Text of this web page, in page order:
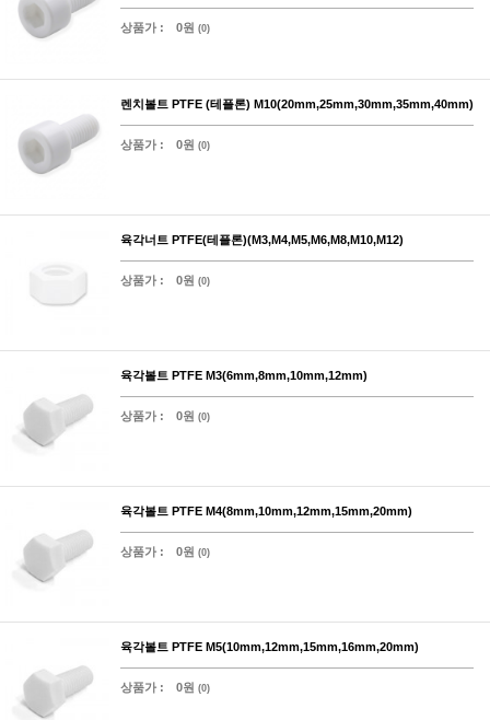
상품가 : 0원 (0)
렌치볼트 PTFE (테플론) M10(20mm,25mm,30mm,35mm,40mm)
상품가 : 0원 (0)
육각너트 PTFE(테플론)(M3,M4,M5,M6,M8,M10,M12)
상품가 : 0원 (0)
육각볼트 PTFE M3(6mm,8mm,10mm,12mm)
상품가 : 0원 (0)
육각볼트 PTFE M4(8mm,10mm,12mm,15mm,20mm)
상품가 : 0원 (0)
육각볼트 PTFE M5(10mm,12mm,15mm,16mm,20mm)
상품가 : 0원 (0)